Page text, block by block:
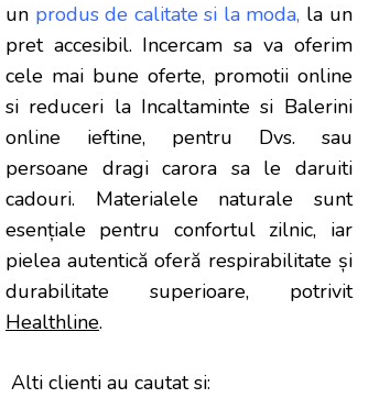
un produs de calitate si la moda, la un
pret accesibil. Incercam sa va oferim
cele mai bune oferte, promotii online
si reduceri la Incaltaminte si Balerini
online ieftine, pentru Dvs. sau
persoane dragi carora sa le daruiti
cadouri. Materialele naturale sunt
esențiale pentru confortul zilnic, iar
pielea autentică oferă respirabilitate și
durabilitate superioare, potrivit
Healthline.
Alti clienti au cautat si: